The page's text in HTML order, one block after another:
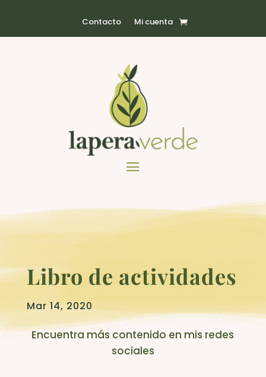
Contacto Mi cuenta
Libro de actividades
Mar 14, 2020
Encuentra más contenido en mis redes
sociales